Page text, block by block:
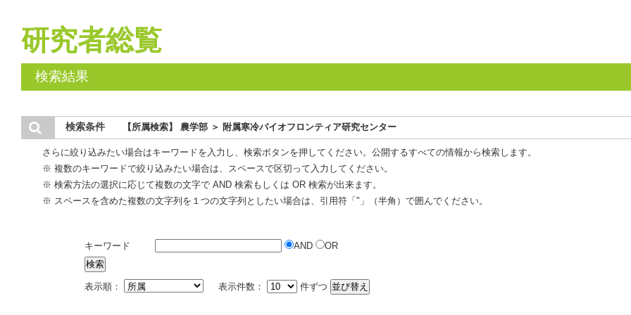
研究者総覧
検索結果
検索条件 【所属検索】 農学部 ＞ 附属寒冷バイオフロンティア研究センター
さらに絞り込みたい場合はキーワードを入力し、検索ボタンを押してください。公開するすべての情報から検索します。
※ 複数のキーワードで絞り込みたい場合は、スペースで区切って入力してください。
※ 検索方法の選択に応じて複数の文字で AND 検索もしくは OR 検索が出来ます。
※ スペースを含めた複数の文字列を１つの文字列としたい場合は、引用符「"」（半角）で囲んでください。
キーワード AND OR
表示順： 表示件数： 件ずつ